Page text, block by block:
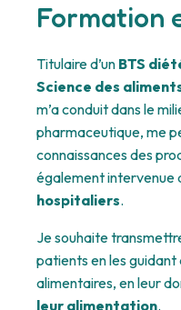
Formation
Titulaire d’un BTS
Science des
m’a conduit dans le
pharmaceutique, me
connaissances des
également intervenue
hospitaliers.
Je souhaite
patients en les
alimentaires, en leur
leur alimentation.